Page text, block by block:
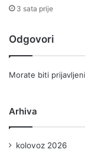
3 sata prije
Odgovori
Morate biti prijavljeni
Arhiva
kolovoz 2026